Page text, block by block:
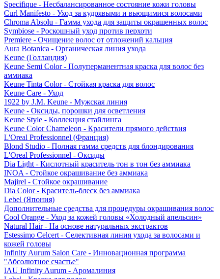
Specifique - Несбалансированное состояние кожи головы
Curl Manifesto - Уход за кудрявыми и вьющимися волосами
Chroma Absolu - Гамма ухода для защиты окрашенных волос
Symbiose - Роскошный уход против перхоти
Premiere - Очищение волос от отложений кальция
Aura Botanica - Органическая линия ухода
Keune (Голландия)
Keune Semi Color - Полуперманентная краска для волос без
аммиака
Keune Tinta Color - Стойкая краска для волос
Keune Care - Уход
1922 by J.M. Keune - Мужская линия
Keune - Оксиды, порошки для осветления
Keune Style - Коллекция стайлинга
Keune Color Chameleon - Красители прямого действия
L'Oreal Professionnel (Франция)
Blond Studio - Полная гамма средств для блондирования
L'Oreal Professionnel - Оксиды
Dia Light - Кислотный краситель тон в тон без аммиака
INOA - Стойкое окрашивание без аммиака
Majirel - Стойкое окрашивание
Dia Color - Краситель-блеск без аммиака
Lebel (Япония)
Дополнительные средства для процедуры окрашивания волос
Cool Orange - Уход за кожей головы «Холодный апельсин»
Natural Hair - На основе натуральных экстрактов
Estessimo Celcert - Селективная линия ухода за волосами и
кожей головы
Infinity Aurum Salon Care - Инновационная программа
"Абсолютное счастье"
IAU Infinity Aurum - Аромалиния